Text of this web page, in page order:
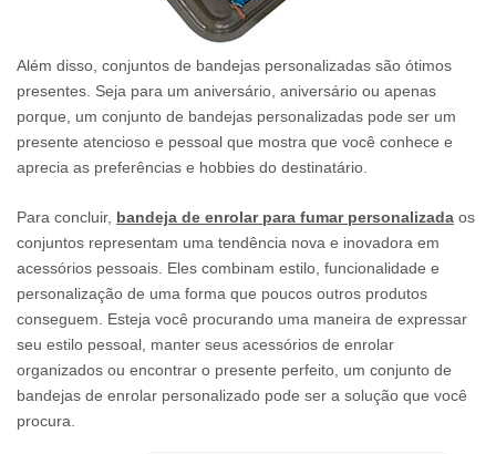
Além disso, conjuntos de bandejas personalizadas são ótimos
presentes. Seja para um aniversário, aniversário ou apenas
porque, um conjunto de bandejas personalizadas pode ser um
presente atencioso e pessoal que mostra que você conhece e
aprecia as preferências e hobbies do destinatário.
Para concluir, bandeja de enrolar para fumar personalizada os
conjuntos representam uma tendência nova e inovadora em
acessórios pessoais. Eles combinam estilo, funcionalidade e
personalização de uma forma que poucos outros produtos
conseguem. Esteja você procurando uma maneira de expressar
seu estilo pessoal, manter seus acessórios de enrolar
organizados ou encontrar o presente perfeito, um conjunto de
bandejas de enrolar personalizado pode ser a solução que você
procura.